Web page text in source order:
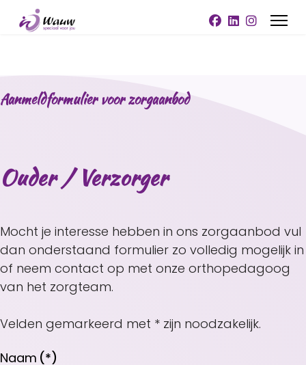
Aanmeldformulier voor zorgaanbod
Ouder / Verzorger
Mocht je interesse hebben in ons zorgaanbod vul
dan onderstaand formulier zo volledig mogelijk in
of neem contact op met onze orthopedagoog
van het zorgteam.
Velden gemarkeerd met * zijn noodzakelijk.
Naam (*)